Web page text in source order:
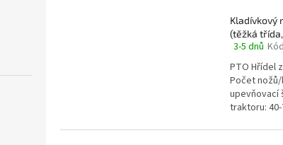
Kladívkový
(těžká
Průměrné
hodnocení
produktu
je
5,0
5
3-5 dnů
PTO Hřídel
Počet nožů/
upevňovací
traktoru: 40-